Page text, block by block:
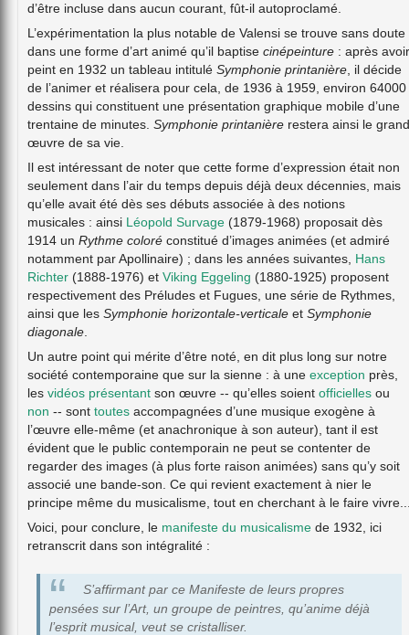
d’être incluse dans aucun courant, fût-il autoproclamé.
L’expérimentation la plus notable de Valensi se trouve sans doute
dans une forme d’art animé qu’il baptise cinépeinture : après avoir
peint en 1932 un tableau intitulé Symphonie printanière, il décide
de l’animer et réalisera pour cela, de 1936 à 1959, environ 64000
dessins qui constituent une présentation graphique mobile d’une
trentaine de minutes. Symphonie printanière restera ainsi le grand
œuvre de sa vie.
Il est intéressant de noter que cette forme d’expression était non
seulement dans l’air du temps depuis déjà deux décennies, mais
qu’elle avait été dès ses débuts associée à des notions
musicales : ainsi Léopold Survage (1879-1968) proposait dès
1914 un Rythme coloré constitué d’images animées (et admiré
notamment par Apollinaire) ; dans les années suivantes, Hans
Richter (1888-1976) et Viking Eggeling (1880-1925) proposent
respectivement des Préludes et Fugues, une série de Rythmes,
ainsi que les Symphonie horizontale-verticale et Symphonie
diagonale.
Un autre point qui mérite d’être noté, en dit plus long sur notre
société contemporaine que sur la sienne : à une exception près,
les vidéos présentant son œuvre -- qu’elles soient officielles ou
non -- sont toutes accompagnées d’une musique exogène à
l’œuvre elle-même (et anachronique à son auteur), tant il est
évident que le public contemporain ne peut se contenter de
regarder des images (à plus forte raison animées) sans qu’y soit
associé une bande-son. Ce qui revient exactement à nier le
principe même du musicalisme, tout en cherchant à le faire
Voici, pour conclure, le manifeste du musicalisme de 1932, ici
retranscrit dans son intégralité :
S’affirmant par ce Manifeste de leurs propres
pensées sur l’Art, un groupe de peintres, qu’anime déjà
l’esprit musical, veut se cristalliser.